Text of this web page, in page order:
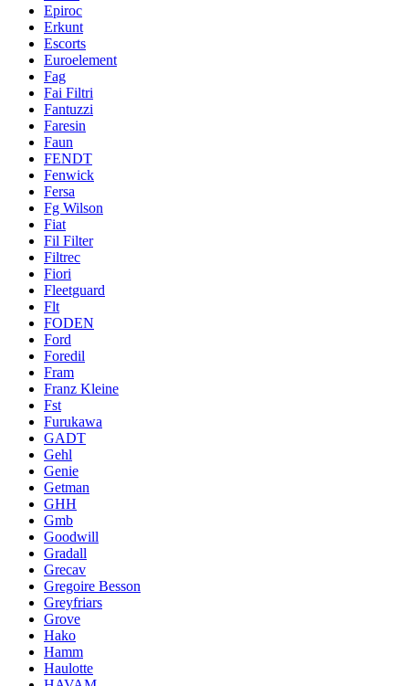
Epiroc
Erkunt
Escorts
Euroelement
Fag
Fai Filtri
Fantuzzi
Faresin
Faun
FENDT
Fenwick
Fersa
Fg Wilson
Fiat
Fil Filter
Filtrec
Fiori
Fleetguard
Flt
FODEN
Ford
Foredil
Fram
Franz Kleine
Fst
Furukawa
GADT
Gehl
Genie
Getman
GHH
Gmb
Goodwill
Gradall
Grecav
Gregoire Besson
Greyfriars
Grove
Hako
Hamm
Haulotte